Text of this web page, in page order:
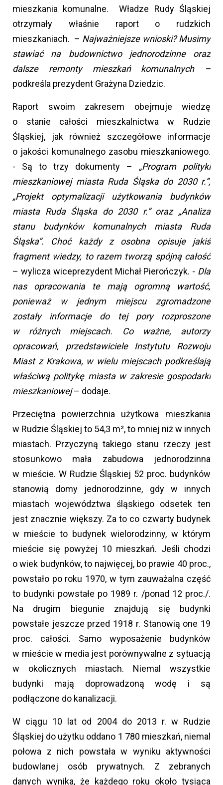
mieszkania komunalne. Władze Rudy Śląskiej
otrzymały właśnie raport o rudzkich
mieszkaniach. – Najważniejsze wnioski? Musimy
stawiać na budownictwo jednorodzinne oraz
dalsze remonty mieszkań komunalnych –
podkreśla prezydent Grażyna Dziedzic.
Raport swoim zakresem obejmuje wiedzę
o stanie całości mieszkalnictwa w Rudzie
Śląskiej, jak również szczegółowe informacje
o jakości komunalnego zasobu mieszkaniowego.
- Są to trzy dokumenty – „Program polityki
mieszkaniowej miasta Ruda Śląska do 2030 r.”,
„Projekt optymalizacji użytkowania budynków
miasta Ruda Śląska do 2030 r.” oraz „Analiza
stanu budynków komunalnych miasta Ruda
Śląska”. Choć każdy z osobna opisuje jakiś
fragment wiedzy, to razem tworzą spójną całość
– wylicza wiceprezydent Michał Pierończyk. - Dla
nas opracowania te mają ogromną wartość,
ponieważ w jednym miejscu zgromadzone
zostały informacje do tej pory rozproszone
w różnych miejscach. Co ważne, autorzy
opracowań, przedstawiciele Instytutu Rozwoju
Miast z Krakowa, w wielu miejscach podkreślają
właściwą politykę miasta w zakresie gospodarki
mieszkaniowej– dodaje.
Przeciętna powierzchnia użytkowa mieszkania
w Rudzie Śląskiej to 54,3 m², to mniej niż w innych
miastach. Przyczyną takiego stanu rzeczy jest
stosunkowo mała zabudowa jednorodzinna
w mieście. W Rudzie Śląskiej 52 proc. budynków
stanowią domy jednorodzinne, gdy w innych
miastach województwa śląskiego odsetek ten
jest znacznie większy. Za to co czwarty budynek
w mieście to budynek wielorodzinny, w którym
mieście się powyżej 10 mieszkań. Jeśli chodzi
o wiek budynków, to najwięcej, bo prawie 40 proc.,
powstało po roku 1970, w tym zauważalna część
to budynki powstałe po 1989 r. /ponad 12 proc./.
Na drugim biegunie znajdują się budynki
powstałe jeszcze przed 1918 r. Stanowią one 19
proc. całości. Samo wyposażenie budynków
w mieście w media jest porównywalne z sytuacją
w okolicznych miastach. Niemal wszystkie
budynki mają doprowadzoną wodę i są
podłączone do kanalizacji.
W ciągu 10 lat od 2004 do 2013 r. w Rudzie
Śląskiej do użytku oddano 1 780 mieszkań, niemal
połowa z nich powstała w wyniku aktywności
budowlanej osób prywatnych. Z zebranych
danych wynika, że każdego roku około tysiąca